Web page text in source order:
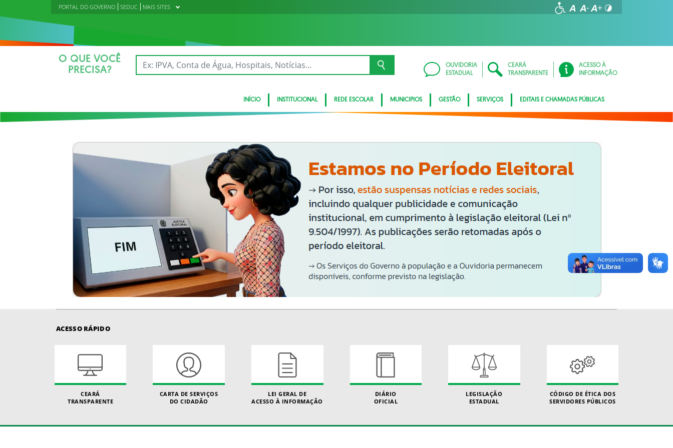
PORTAL DO GOVERNO SEDUC MAIS SITES
O QUE VOCÊ
PRECISA?
OUVIDORIA
ESTADUAL
CEARÁ
TRANSPARENTE
ACESSO À
INFORMAÇÃO
INÍCIO INSTITUCIONAL REDE ESCOLAR MUNICIPIOS GESTÃO SERVIÇOS EDITAIS E CHAMADAS PÚBLICAS
ACESSO RÁPIDO
CEARÁ
TRANSPARENTE
CARTA DE SERVIÇOS
DO CIDADÃO
LEI GERAL DE
ACESSO À INFORMAÇÃO
DIÁRIO
OFICIAL
LEGISLAÇÃO
ESTADUAL
CÓDIGO DE ÉTICA DOS
SERVIDORES PÚBLICOS